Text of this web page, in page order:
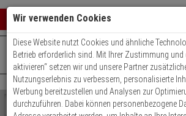
Warenkorb schließen
0 ARTIKEL IM
Ihr Warenkorb
Ergebnisse ()
Shop
durchsuchen
+49 (0)821 899 493-0Mo. - Do.: 8:00 - 16:30 |
Kontaktservice nutzen
Wir verwenden Cookies
Diese Website nutzt Cookies und ähnliche
Betrieb erforderlich sind. Mit Ihrer Zustimmung und
aktivieren“ setzen wir und unsere Partner
Nutzungserlebnis zu verbessern, personalisierte
Werbung bereitzustellen und Analysen zur
durchzuführen. Dabei können personenbezogene